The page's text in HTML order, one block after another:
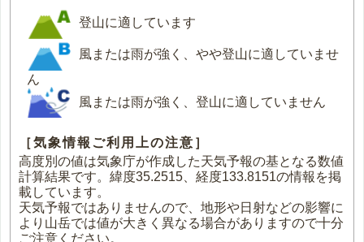
登山に適しています
風または雨が強く、やや登山に適していませ
ん
風または雨が強く、登山に適していません
［気象情報ご利用上の注意］
高度別の値は気象庁が作成した天気予報の基となる数値
計算結果です。緯度35.2515、経度133.8151の情報を掲
載しています。
天気予報ではありませんので、地形や日射などの影響に
より山岳では値が大きく異なる場合がありますので十分
ご注意ください。